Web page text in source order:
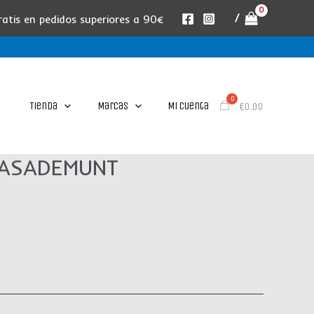
en pedidos superiores a 90€ /
Tienda Marcas Mi cuenta €0.00